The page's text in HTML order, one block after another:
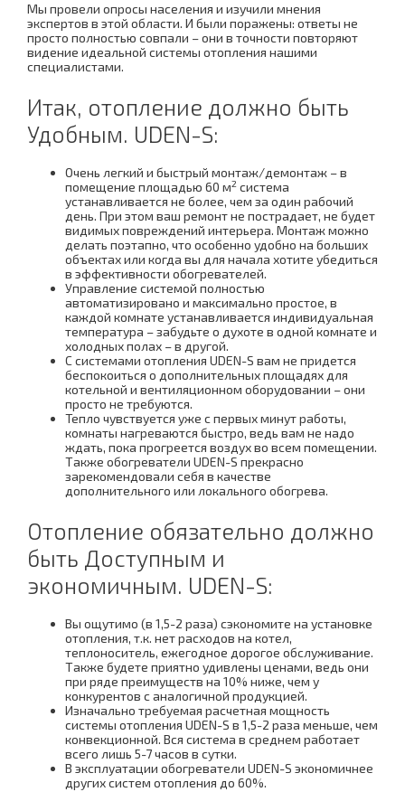
Мы провели опросы населения и изучили мнения
экспертов в этой области. И были поражены: ответы не
просто полностью совпали – они в точности повторяют
видение идеальной системы отопления нашими
специалистами.
Итак, отопление должно быть
Удобным. UDEN-S:
Очень легкий и быстрый монтаж/демонтаж – в
помещение площадью 60 м2 система
устанавливается не более, чем за один рабочий
день. При этом ваш ремонт не пострадает, не будет
видимых повреждений интерьера. Монтаж можно
делать поэтапно, что особенно удобно на больших
объектах или когда вы для начала хотите убедиться
в эффективности обогревателей.
Управление системой полностью
автоматизировано и максимально простое, в
каждой комнате устанавливается индивидуальная
температура – забудьте о духоте в одной комнате и
холодных полах – в другой.
С системами отопления UDEN-S вам не придется
беспокоиться о дополнительных площадях для
котельной и вентиляционном оборудовании – они
просто не требуются.
Тепло чувствуется уже с первых минут работы,
комнаты нагреваются быстро, ведь вам не надо
ждать, пока прогреется воздух во всем помещении.
Также обогреватели UDEN-S прекрасно
зарекомендовали себя в качестве
дополнительного или локального обогрева.
Отопление обязательно должно
быть Доступным и
экономичным. UDEN-S:
Вы ощутимо (в 1,5-2 раза) сэкономите на установке
отопления, т.к. нет расходов на котел,
теплоноситель, ежегодное дорогое обслуживание.
Также будете приятно удивлены ценами, ведь они
при ряде преимуществ на 10% ниже, чем у
конкурентов с аналогичной продукцией.
Изначально требуемая расчетная мощность
системы отопления UDEN-S в 1,5-2 раза меньше, чем
конвекционной. Вся система в среднем работает
всего лишь 5-7 часов в сутки.
В эксплуатации обогреватели UDEN-S экономичнее
других систем отопления до 60%.